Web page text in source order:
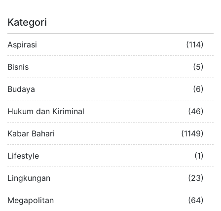
Kategori
Aspirasi (114)
Bisnis (5)
Budaya (6)
Hukum dan Kiriminal (46)
Kabar Bahari (1149)
Lifestyle (1)
Lingkungan (23)
Megapolitan (64)